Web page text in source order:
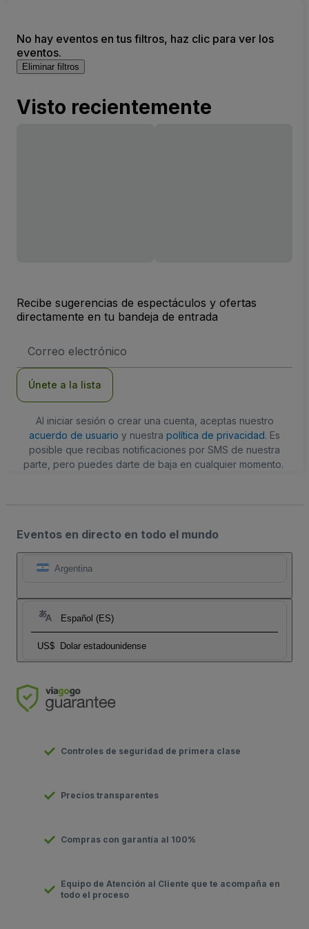
No hay eventos en tus filtros, haz clic para ver los
eventos.
Eliminar filtros
Visto recientemente
Recibe sugerencias de espectáculos y ofertas
directamente en tu bandeja de entrada
de
Únete a la lista
Al iniciar sesión o crear una cuenta, aceptas nuestro
acuerdo de usuario y nuestra política de privacidad. Es
posible que recibas notificaciones por SMS de nuestra
parte, pero puedes darte de baja en cualquier momento.
Eventos en directo en todo el mundo
Argentina
Español (ES)
US$ Dolar estadounidense
Controles de seguridad de primera clase
Precios transparentes
Compras con garantía al 100%
Equipo de Atención al Cliente que te acompaña en
todo el proceso